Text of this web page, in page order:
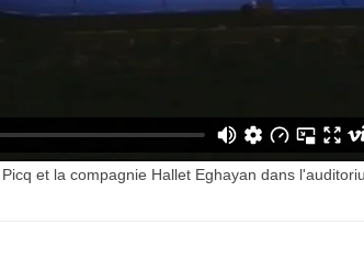
et la compagnie Hallet Eghayan dans